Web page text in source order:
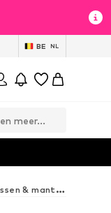
BE NL
& mantels